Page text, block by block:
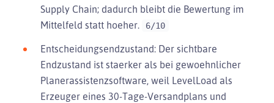
Supply Chain; dadurch bleibt die Bewertung im
Mittelfeld statt hoeher.
6/10
Entscheidungsendzustand: Der sichtbare
Endzustand ist staerker als bei gewoehnlicher
Planerassistenzsoftware, weil LevelLoad als
Erzeuger eines 30-Tage-Versandplans und